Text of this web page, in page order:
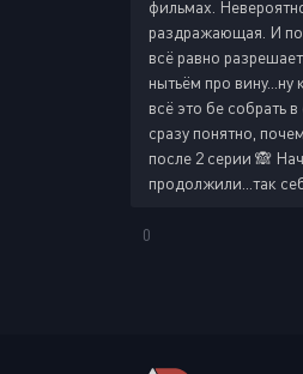
фильмах.
раздражающая. И по
всë равно
нытьëм про
всë это бе собрать
сразу понятно,
после 2 серии 🙈
продолжили...так
0